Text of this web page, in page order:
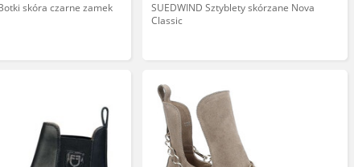
skóra czarne zamek
SUEDWIND Sztyblety skórzane Nova
Classic